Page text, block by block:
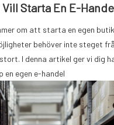
Starta En E-
om att starta en egen
behöver inte steget
I denna artikel ger vi dig
en egen e-handel